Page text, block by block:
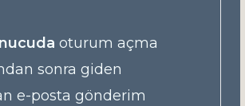
oturum açma
sonra giden
e-posta gönderim